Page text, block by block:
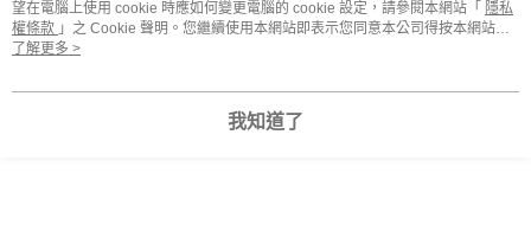
望在電腦上使用 cookie 時應如何變更電腦的 cookie 設定，請參閱本網站「 隱私
權條款 」之 Cookie 聲明。您繼續使用本網站即表示您同意本公司得按本網站使
用條款之 Cookie 聲明使用 cookie。
了解更多 >
我知道了